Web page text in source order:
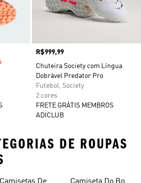
Preço
R$999,99
Chuteira Society com Língua
Dobrável Predator Pro
Futebol, Society
2 cores
FRETE GRÁTIS MEMBROS
ADICLUB
DE ROUPAS